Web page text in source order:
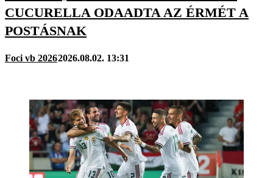
CUCURELLA ODAADTA AZ ÉRMÉT A
POSTÁSNAK
Foci vb 20262026.08.02. 13:31